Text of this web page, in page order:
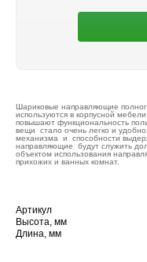
Шариковые направляющие
используются в корпусной
повышают функциональность
вещи стало очень легко и
механизма и способности
направляющие будут служить
объектом использования
прихожих и ванных комнат.
Артикул
Высота, мм
Длина, мм